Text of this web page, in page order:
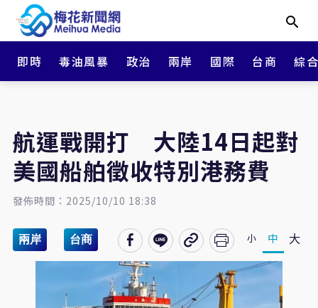
即時 毒油風暴 政治 兩岸 國際 台商 綜
航運戰開打 大陸14日起對
美國船舶徵收特別港務費
發佈時間：2025/10/10 18:38
兩岸 台商 小 中 大